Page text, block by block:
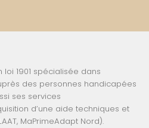
1901 spécialisée dans
des personnes handicapées
ses services
d’une aide techniques et
MaPrimeAdapt Nord).